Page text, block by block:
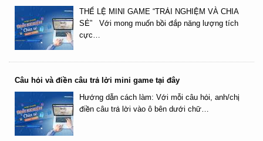
THỂ LỆ MINI GAME “TRẢI NGHIỆM VÀ CHIA
SẺ” Với mong muốn bồi đắp năng lượng tích
cực…
Câu hỏi và điền câu trả lời mini game tại đây
Hướng dẫn cách làm: Với mỗi câu hỏi, anh/chị
điền câu trả lời vào ô bên dưới chữ…